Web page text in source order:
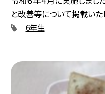
と改善等について掲載いた
6年生